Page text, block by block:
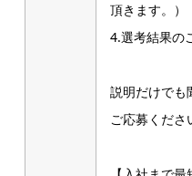
頂きます。）
4.選考結果の
説明だけでも
ご応募くださ